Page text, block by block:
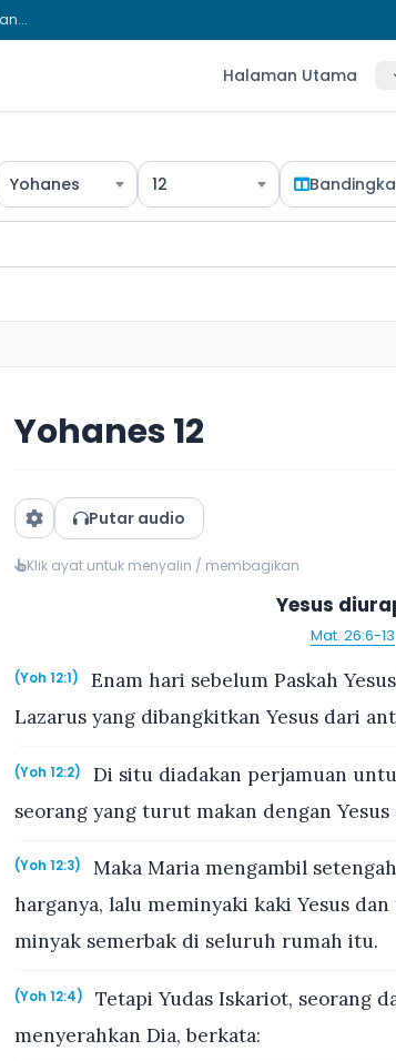
Halaman Utama
Yohanes 12
Yohanes 12
Putar audio
Klik ayat untuk menyalin / membagikan
Yesus
Mat. 26:6-13
(Yoh 12:1)
Enam hari sebelum Paskah
Lazarus yang dibangkitkan Yesus dari
(Yoh 12:2)
Di situ diadakan perjamuan
seorang yang turut makan dengan Yesus
(Yoh 12:3)
Maka Maria mengambil
harganya, lalu meminyaki kaki Yesus
minyak semerbak di seluruh rumah itu.
(Yoh 12:4)
Tetapi Yudas Iskariot, seorang
menyerahkan Dia, berkata: